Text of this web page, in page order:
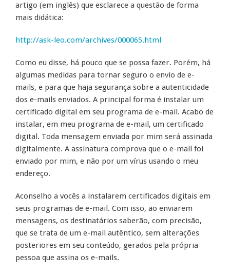
artigo (em inglês) que esclarece a questão de forma
mais didática:
http://ask-leo.com/archives/000065.html
Como eu disse, há pouco que se possa fazer. Porém, há
algumas medidas para tornar seguro o envio de e-
mails, e para que haja segurança sobre a autenticidade
dos e-mails enviados. A principal forma é instalar um
certificado digital em seu programa de e-mail. Acabo de
instalar, em meu programa de e-mail, um certificado
digital. Toda mensagem enviada por mim será assinada
digitalmente. A assinatura comprova que o e-mail foi
enviado por mim, e não por um vírus usando o meu
endereço.
Aconselho a vocês a instalarem certificados digitais em
seus programas de e-mail. Com isso, ao enviarem
mensagens, os destinatários saberão, com precisão,
que se trata de um e-mail autêntico, sem alterações
posteriores em seu conteúdo, gerados pela própria
pessoa que assina os e-mails.